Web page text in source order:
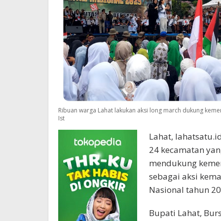
Ribuan warga Lahat lakukan aksi long march dukung
Ist
Lahat,
24 kecamatan
mendukung
sebagai aksi
Nasional tahun
Bupati Lahat,